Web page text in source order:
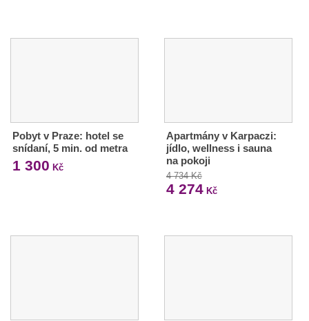
Pobyt v Praze: hotel se
snídaní, 5 min. od metra
1 300 Kč
Apartmány v Karpaczi:
jídlo, wellness i sauna
na pokoji
4 734 Kč
4 274Kč